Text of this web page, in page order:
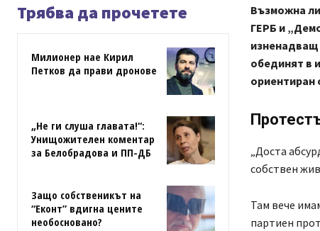
Трябва да прочетете
Милионер нае Кирил
Петков да прави дронове
„Не ги слуша главата!“:
Унищожителен коментар
за Белобрадова и ПП-ДБ
Защо собственикът на
“Еконт” вдигна цените
необосновано?
Възможна
ГЕРБ и
изненадващ
обединят в
ориентиран
„Доста
собствен
Там вече
партиен